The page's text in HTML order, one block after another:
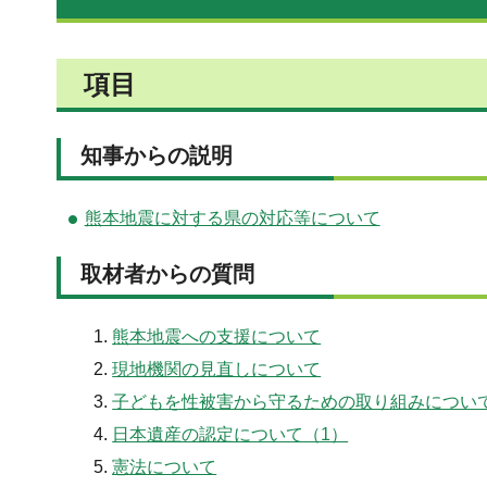
項目
知事からの説明
熊本地震に対する県の対応等について
取材者からの質問
熊本地震への支援について
現地機関の見直しについて
子どもを性被害から守るための取り組みについ
日本遺産の認定について（1）
憲法について